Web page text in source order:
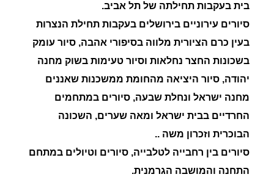
בית בעקבות תחילתה של תל אביב.
סיורים עירוניים בירושלים בעקבות תחילת הנצרות
בעין כרם הציורית מלווה בסיפורי אהבה, סיור עומק
בשכונות החצר נחלאות וסיור טעימות בשוק מחנה
יהודה, סיור היציאה מהחומת ממשכנות שאננים
מחנה ישראל ונחלת שבעה, סיורים במתחמים
החרדיים בבית ישראל ומאה שערים, השכונה
הבוכרית וזכרון משה ..
סיורים בין רחבייה לטלבייה, סיורים וטיולים במתחם
התחנה והמושבה הגרמנית.